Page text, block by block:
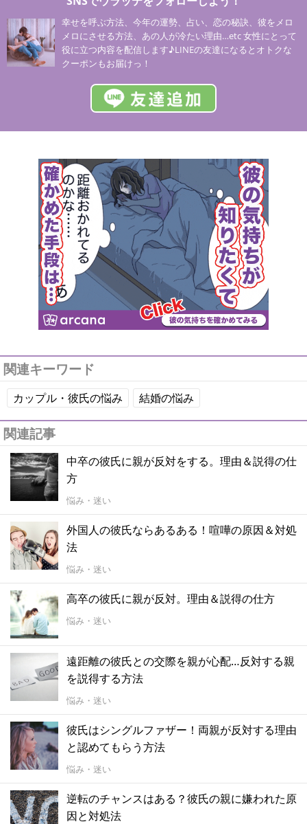
幸せを呼ぶ方法、今年の運勢、占い、恋の秘訣、彼をメロ
メロにさせる方法、あの人が冷たい理由…etc 女性にとって
役に立つ内容を配信します♪LINEの友達になるとオトクな
クーポンもお届けっ！
関連キーワード
カップル・彼氏の悩み 結婚の悩み
関連記事
中卒の彼氏に親が反対をする。理由＆説得の仕
方
悩み・迷い
外国人の彼氏ならあるある！喧嘩の原因＆対処
法
悩み・迷い
高卒の彼氏に親が反対。理由＆説得の仕方
悩み・迷い
遠距離の彼氏との交際を親が心配…反対する親
を説得する方法
悩み・迷い
彼氏はシングルファザー！両親が反対する理由
と認めてもらう方法
悩み・迷い
逆転のチャンスはある？彼氏の親に嫌われた原
因と対処法